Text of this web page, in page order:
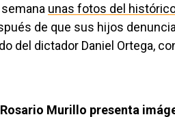
unas fotos del
de que sus hijos
del dictador Daniel Ortega,
Murillo presenta